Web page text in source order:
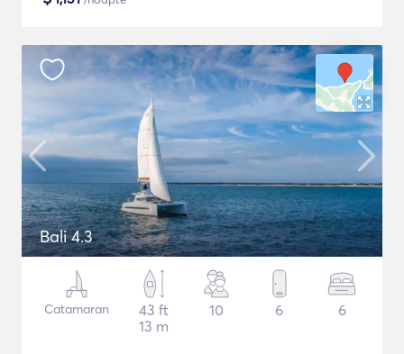
Bali 4.3
Catamaran
43 ft
13 m
10 6 6